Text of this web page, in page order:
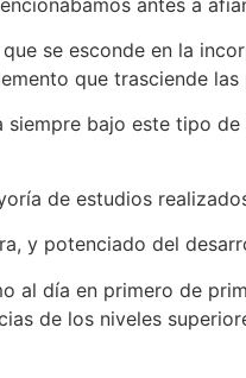
se esconde en la
que trasciende las
bajo este tipo de
de estudios
y potenciado del
al día en primero de
de los niveles